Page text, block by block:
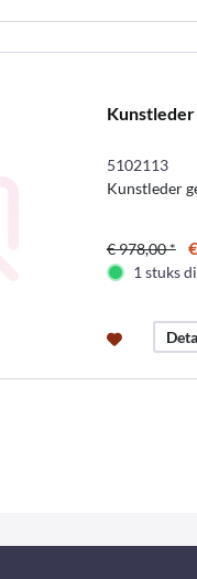
5102113
Kunstleder
€ 978,00 *
1 stuks